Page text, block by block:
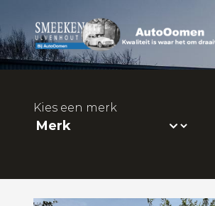
Kies een merk